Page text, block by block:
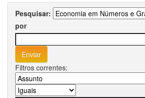
Pesquisar:
por
Filtros correntes: